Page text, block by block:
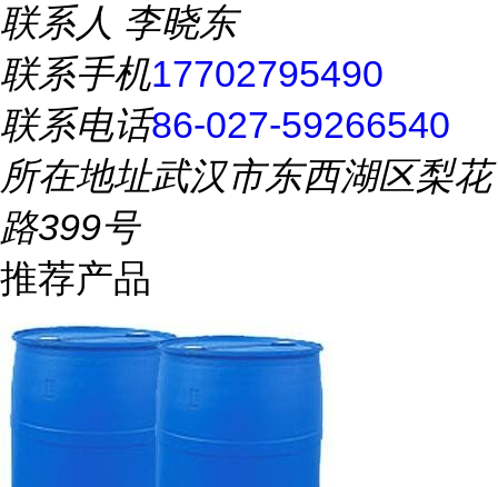
联系人 李晓东
联系手机17702795490
联系电话86-027-59266540
所在地址武汉市东西湖区梨花
路399号
推荐产品